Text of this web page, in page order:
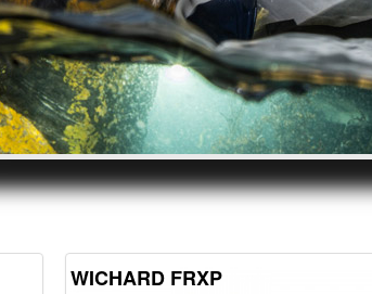
WICHARD FRXP